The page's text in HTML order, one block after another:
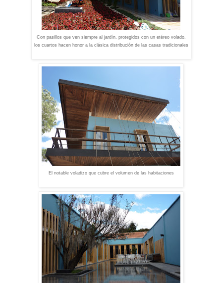
Con pasillos que ven siempre al jardín, protegidos con un etéreo volado,
los cuartos hacen honor a la clásica distribución de las casas tradicionales
El notable voladizo que cubre el volumen de las habitaciones